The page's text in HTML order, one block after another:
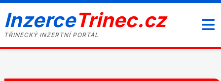
InzerceTrinec.cz
TŘINECKÝ INZERTNÍ PORTÁL